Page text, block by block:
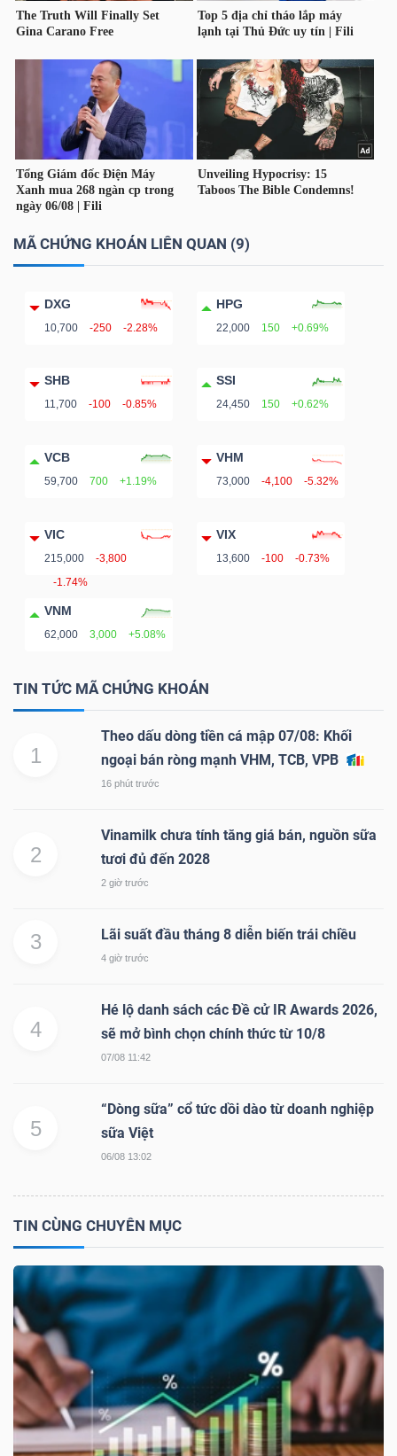
MÃ CHỨNG KHOÁN LIÊN QUAN (9)
DXG
10,700 -250 -2.28%
HPG
22,000 150 +0.69%
SHB
11,700 -100 -0.85%
SSI
24,450 150 +0.62%
VCB
59,700 700 +1.19%
VHM
73,000 -4,100 -5.32%
VIC
215,000
-3,800
-1.74%
VIX
13,600 -100 -0.73%
VNM
62,000 3,000 +5.08%
TIN TỨC MÃ CHỨNG KHOÁN
1
Theo dấu dòng tiền cá mập 07/08: Khối
ngoại bán ròng mạnh VHM, TCB, VPB
16 phút trước
2
Vinamilk chưa tính tăng giá bán, nguồn sữa
tươi đủ đến 2028
2 giờ trước
3 Lãi suất đầu tháng 8 diễn biến trái chiều
4 giờ trước
4
Hé lộ danh sách các Đề cử IR Awards 2026,
sẽ mở bình chọn chính thức từ 10/8
07/08 11:42
5
“Dòng sữa” cổ tức dồi dào từ doanh nghiệp
sữa Việt
06/08 13:02
TIN CÙNG CHUYÊN MỤC
TIÊU
DÙNG
YẾU
CHĂM
SÓC
KHỎE
TÀI
CÔNG
NGHỆ
TIN
TRUYỀN
ĐỘNG
khoán
(-)
Tất cả Cổ phiếu Chỉ số Chứng chỉ quỹ
Lãnh
đạo
(-)